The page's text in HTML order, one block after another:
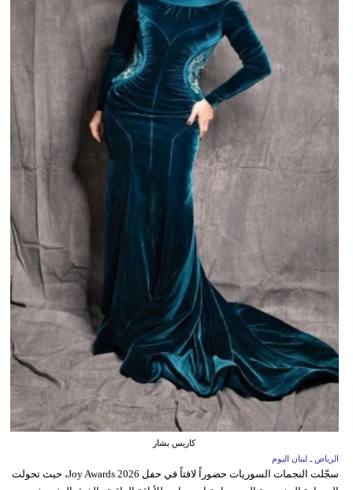
كاريس بشار
الرياض ـ لبنان اليوم
سجّلت النجمات السوريات حضوراً لافتاً في حفل Joy Awards 2026، حيث تحولت